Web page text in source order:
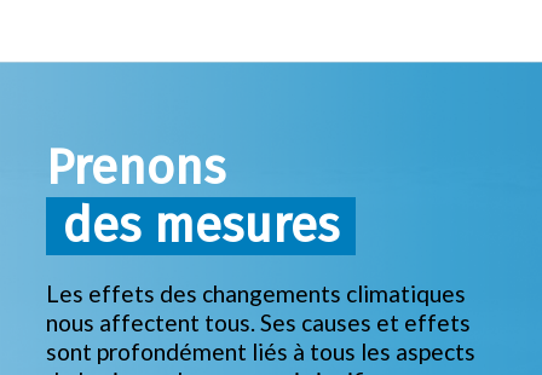
Prenons
des mesures
Les effets des changements climatiques
nous affectent tous. Ses causes et effets
sont profondément liés à tous les aspects